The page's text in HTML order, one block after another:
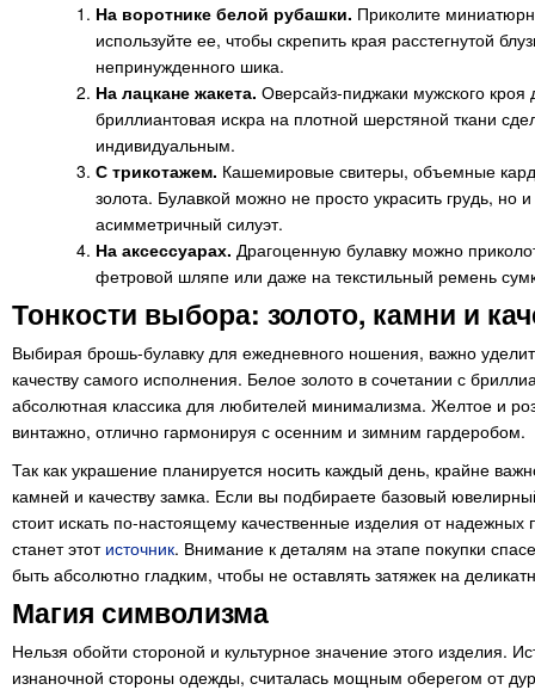
На воротнике белой рубашки. Приколите
используйте ее, чтобы скрепить края расстегнутой
непринужденного шика.
На лацкане жакета. Оверсайз-пиджаки мужского
бриллиантовая искра на плотной шерстяной ткани
индивидуальным.
С трикотажем. Кашемировые свитеры, объемные
золота. Булавкой можно не просто украсить грудь, но
асимметричный силуэт.
На аксессуарах. Драгоценную булавку можно
фетровой шляпе или даже на текстильный ремень
Тонкости выбора: золото, камни и
Выбирая брошь-булавку для ежедневного ношения, важно
качеству самого исполнения. Белое золото в сочетании с
абсолютная классика для любителей минимализма. Желтое и
винтажно, отлично гармонируя с осенним и зимним гардеробом.
Так как украшение планируется носить каждый день, крайне
камней и качеству замка. Если вы подбираете базовый
стоит искать по-настоящему качественные изделия от
станет этот источник. Внимание к деталям на этапе покупки
быть абсолютно гладким, чтобы не оставлять затяжек на
Магия символизма
Нельзя обойти стороной и культурное значение этого изделия.
изнаночной стороны одежды, считалась мощным оберегом от